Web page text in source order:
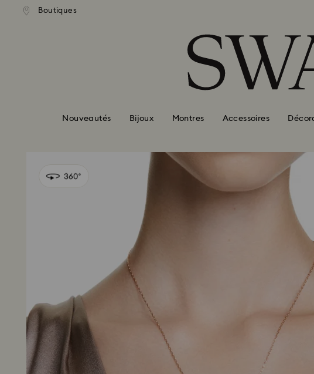
Accesskeys list
Boutiques
standard gratuite pour
supérieure à 99 EUR
Nouveautés Bijoux Montres Accessoires